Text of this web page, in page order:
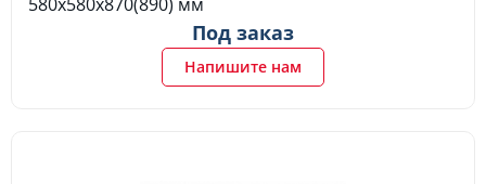
Под заказ
Напишите нам